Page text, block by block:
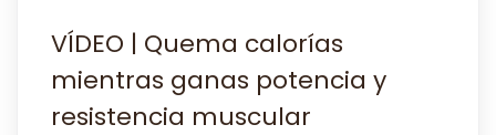
VÍDEO | Quema calorías
mientras ganas potencia y
resistencia muscular